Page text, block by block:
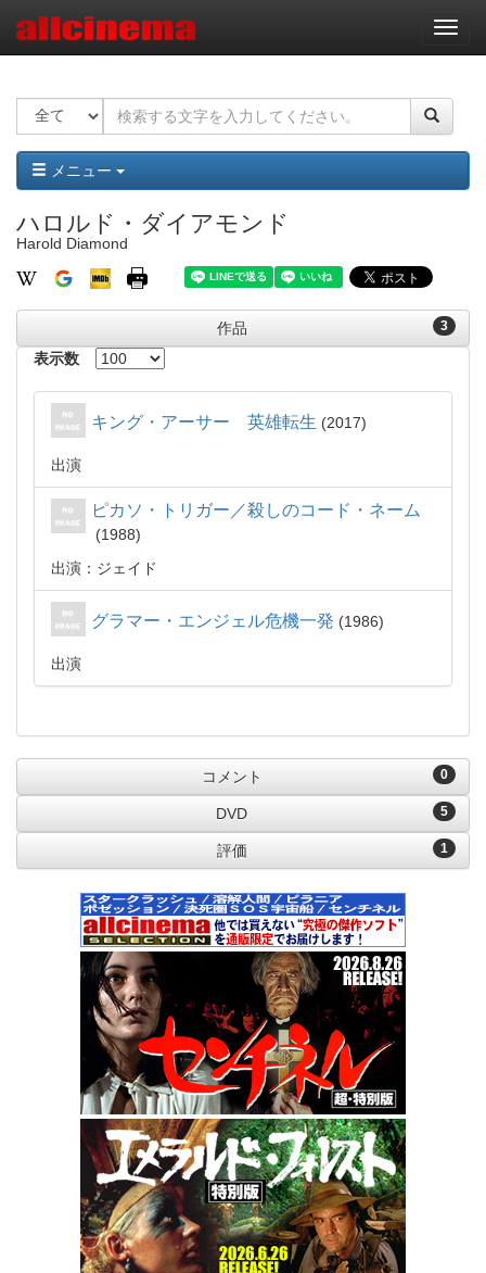
ナ
ビ
ー
ョ
ン
メニュー
ハロルド・ダイアモンド
Harold Diamond
3
作品
表示数
キング・アーサー 英雄転生 2017
出演
ピカソ・トリガー／殺しのコード・ネーム
1988
出演：ジェイド
グラマー・エンジェル危機一発 1986
出演
0
コメント
5
DVD
1
評価